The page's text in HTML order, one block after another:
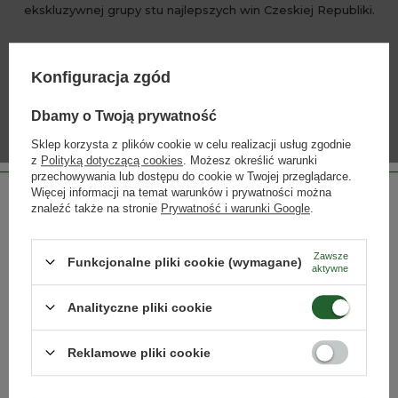
ekskluzywnej grupy stu najlepszych win Czeskiej Republiki.
INNE PRODUKTY PRODUCENTA
Lista alkoholi producenta
Strona przeznaczona dla osób pełnoletnich.
Czy masz ukończone 18 lat?
TAK NIE
Konfiguracja zgód
Dbamy o Twoją prywatność
Sklep korzysta z plików cookie w celu realizacji usług zgodnie
z Polityką dotyczącą cookies . Możesz określić warunki
przechowywania lub dostępu do cookie w Twojej przeglądarce.
Więcej informacji na temat warunków i prywatności można
znaleźć także na stronie Prywatność i warunki Google
Funkcjonalne pliki cookie (wymagane)
Zawsze
aktywne
Analityczne pliki cookie
Reklamowe pliki cookie